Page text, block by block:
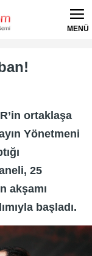
MENÜ
ortaklaşa
Yönetmeni
25
akşamı
başladı.